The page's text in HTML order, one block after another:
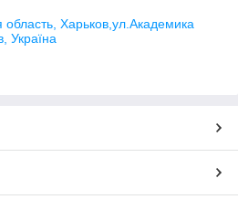
область, Харьков,ул.Академика
Україна